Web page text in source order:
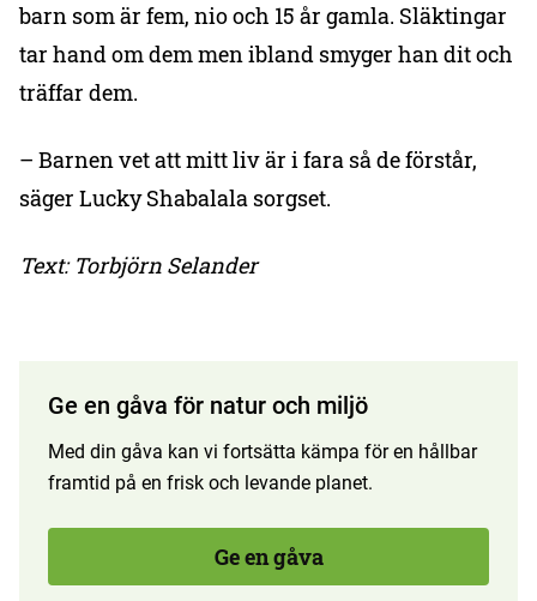
barn som är fem, nio och 15 år gamla. Släktingar
tar hand om dem men ibland smyger han dit och
träffar dem.
– Barnen vet att mitt liv är i fara så de förstår,
säger Lucky Shabalala sorgset.
Text: Torbjörn Selander
Ge en gåva för natur och miljö
Med din gåva kan vi fortsätta kämpa för en hållbar
framtid på en frisk och levande planet.
Ge en gåva